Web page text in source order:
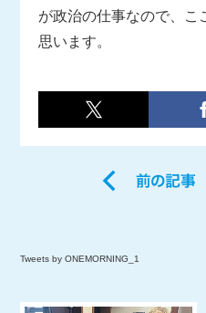
が政治の仕事なので、こ
思います。
Tweets by ONEMORNING_1